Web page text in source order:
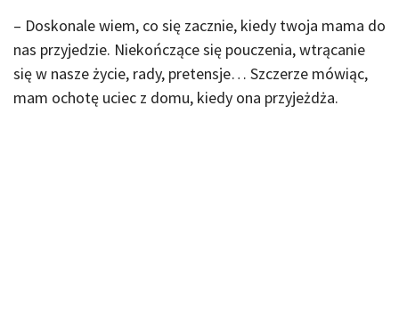
– Doskonale wiem, co się zacznie, kiedy twoja mama do
nas przyjedzie. Niekończące się pouczenia, wtrącanie
się w nasze życie, rady, pretensje… Szczerze mówiąc,
mam ochotę uciec z domu, kiedy ona przyjeżdża.